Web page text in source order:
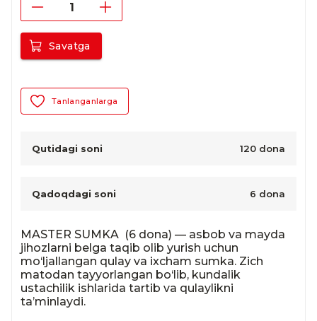
Savatga
Tanlanganlarga
Qutidagi soni 120 dona
Qadoqdagi soni 6 dona
MASTER SUMKA  (6 dona) — asbob va mayda
jihozlarni belga taqib olib yurish uchun
mo‘ljallangan qulay va ixcham sumka. Zich
matodan tayyorlangan bo‘lib, kundalik
ustachilik ishlarida tartib va qulaylikni
ta’minlaydi.